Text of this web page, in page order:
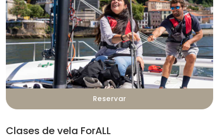
Reservar
Clases de vela ForALL